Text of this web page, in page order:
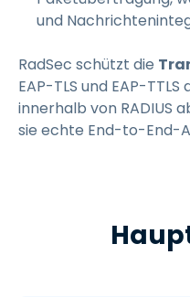
und
RadSec schützt die
EAP-TLS und EAP-TTLS
innerhalb von RADIUS
sie echte End-to-End-